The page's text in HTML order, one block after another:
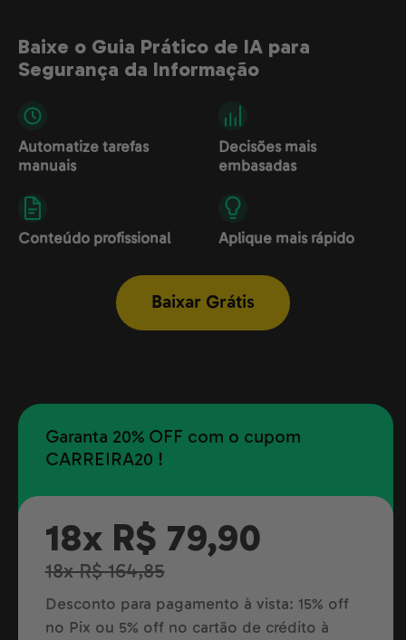
Baixe o Guia Prático de IA para
Segurança da Informação
Automatize tarefas
manuais
Conteúdo profissional
Decisões mais
embasadas
Aplique mais rápido
Baixar Grátis
Garanta 20% OFF com o cupom
CARREIRA20 !
18x R$ 79,90
18x R$ 164,85
Desconto para pagamento à vista: 15% off
no Pix ou 5% off no cartão de crédito à